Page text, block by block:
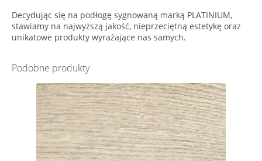
Decydując się na podłogę sygnowaną marką PLATINIUM,
stawiamy na najwyższą jakość, nieprzeciętną estetykę oraz
unikatowe produkty wyrażające nas samych.
Podobne produkty